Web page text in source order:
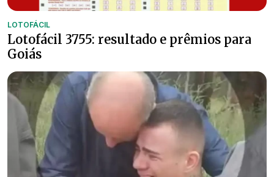
LOTOFÁCIL
Lotofácil 3755: resultado e prêmios para
Goiás